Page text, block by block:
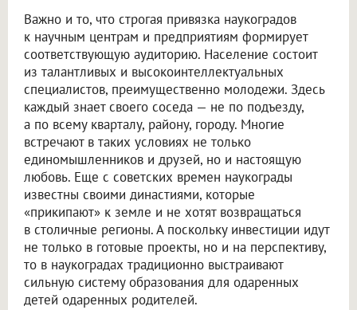
Важно и то, что строгая привязка наукоградов
к научным центрам и предприятиям формирует
соответствующую аудиторию. Население состоит
из талантливых и высокоинтеллектуальных
специалистов, преимущественно молодежи. Здесь
каждый знает своего соседа — не по подъезду,
а по всему кварталу, району, городу. Многие
встречают в таких условиях не только
единомышленников и друзей, но и настоящую
любовь. Еще с советских времен наукограды
известны своими династиями, которые
«прикипают» к земле и не хотят возвращаться
в столичные регионы. А поскольку инвестиции идут
не только в готовые проекты, но и на перспективу,
то в наукоградах традиционно выстраивают
сильную систему образования для одаренных
детей одаренных родителей.